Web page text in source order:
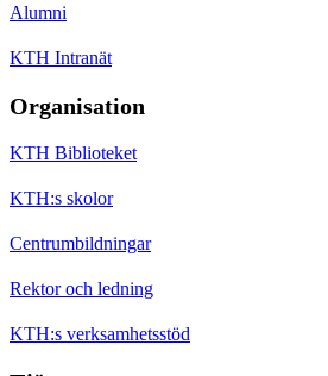
Alumni
KTH Intranät
Organisation
KTH Biblioteket
KTH:s skolor
Centrumbildningar
Rektor och ledning
KTH:s verksamhetsstöd